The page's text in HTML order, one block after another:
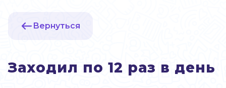
Вернуться
Заходил по 12 раз в день